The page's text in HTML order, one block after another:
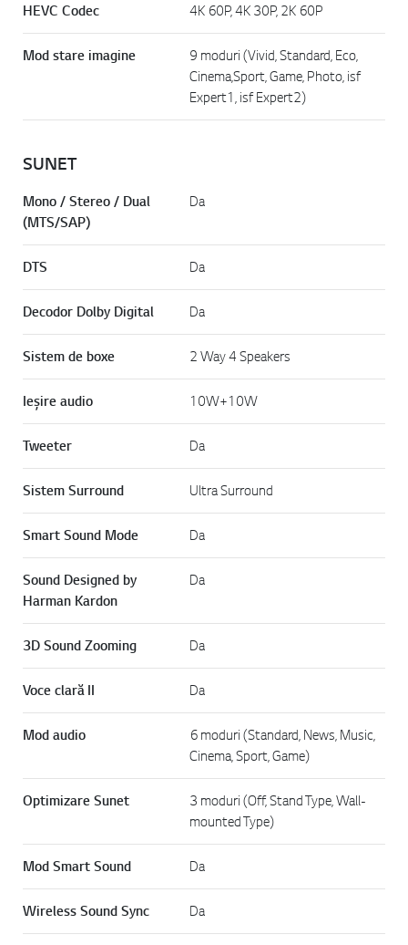
HEVC Codec 4K 60P, 4K 30P, 2K 60P
Mod stare imagine
9 moduri (Vivid, Standard, Eco,
Cinema,Sport, Game, Photo, isf
Expert1, isf Expert2)
SUNET
Mono / Stereo / Dual
(MTS/SAP)
Da
DTS Da
Decodor Dolby Digital Da
Sistem de boxe 2 Way 4 Speakers
Ieşire audio 10W+10W
Tweeter Da
Sistem Surround Ultra Surround
Smart Sound Mode Da
Sound Designed by
Harman Kardon
Da
3D Sound Zooming Da
Voce clară II Da
Mod audio
6 moduri (Standard, News, Music,
Cinema, Sport, Game)
Optimizare Sunet
3 moduri (Off, Stand Type, Wall-
mounted Type)
Mod Smart Sound Da
Wireless Sound Sync Da